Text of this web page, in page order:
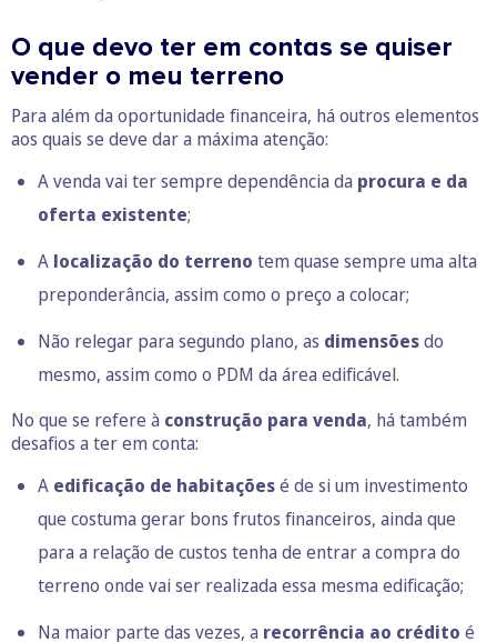
O que devo ter em contas se quiser
vender o meu terreno
Para além da oportunidade financeira, há outros elementos
aos quais se deve dar a máxima atenção:
A venda vai ter sempre dependência da procura e da
oferta existente;
A localização do terreno tem quase sempre uma alta
preponderância, assim como o preço a colocar;
Não relegar para segundo plano, as dimensõesdo
mesmo, assim como o PDM da área edificável.
No que se refere à construção para venda, há também
desafios a ter em conta:
A edificação de habitaçõesé de si um investimento
que costuma gerar bons frutos financeiros, ainda que
para a relação de custos tenha de entrar a compra do
terreno onde vai ser realizada essa mesma edificação;
Na maior parte das vezes, a recorrência ao crédito é